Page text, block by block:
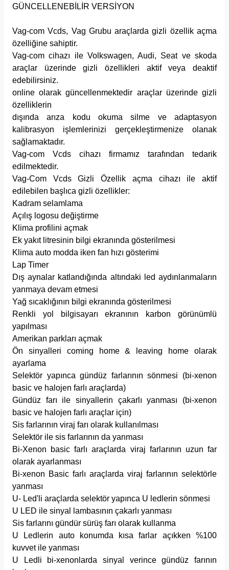
GÜNCELLENEBİLİR VERSİYON
Vag-com Vcds, Vag Grubu araçlarda gizli özellik açma
özelliğine sahiptir.
Vag-com cihazı ile Volkswagen, Audi, Seat ve skoda
araçlar üzerinde gizli özellikleri aktif veya deaktif
edebilirsiniz.
online olarak güncellenmektedir araçlar üzerinde gizli
özelliklerin
dışında arıza kodu okuma silme ve adaptasyon
kalibrasyon işlemlerinizi gerçekleştirmenize olanak
sağlamaktadır.
Vag-com Vcds cihazı firmamız tarafından tedarik
edilmektedir.
Vag-Com Vcds Gizli Özellik açma cihazı ile aktif
edilebilen başlıca gizli özellikler:
Kadram selamlama
Açılış logosu değiştirme
Klima profilini açmak
Ek yakıt litresinin bilgi ekranında gösterilmesi
Klima auto modda iken fan hızı gösterimi
Lap Timer
Dış aynalar katlandığında altındaki led aydınlanmaların
yanmaya devam etmesi
Yağ sıcaklığının bilgi ekranında gösterilmesi
Renkli yol bilgisayarı ekranının karbon görünümlü
yapılması
Amerikan parkları açmak
Ön sinyalleri coming home & leaving home olarak
ayarlama
Selektör yapınca gündüz farlarının sönmesi (bi-xenon
basic ve halojen farlı araçlarda)
Gündüz farı ile sinyallerin çakarlı yanması (bi-xenon
basic ve halojen farlı araçlar için)
Sis farlarının viraj farı olarak kullanılması
Selektör ile sis farlarının da yanması
Bi-Xenon basic farlı araçlarda viraj farlarının uzun far
olarak ayarlanması
Bi-xenon Basic farlı araçlarda viraj farlarının selektörle
yanması
U- Led'li araçlarda selektör yapınca U ledlerin sönmesi
U LED ile sinyal lambasının çakarlı yanması
Sis farlarını gündür sürüş farı olarak kullanma
U Ledlerin auto konumda kısa farlar açıkken %100
kuvvet ile yanması
U Ledli bi-xenonlarda sinyal verince gündüz farının